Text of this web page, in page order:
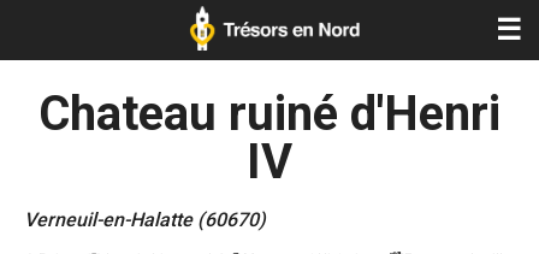
☰
Chateau ruiné d'Henri
IV
Verneuil-en-Halatte (60670)